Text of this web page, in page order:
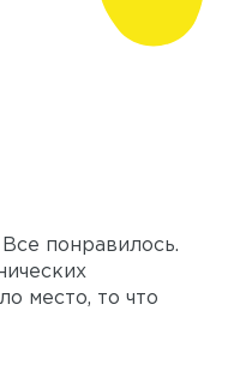
понравилось.
место, то что